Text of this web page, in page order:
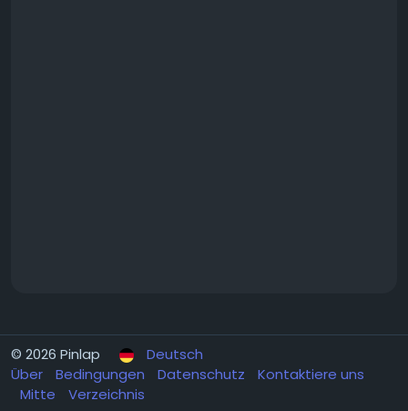
© 2026 Pinlap
Deutsch
Über
Bedingungen Datenschutz
Kontaktiere uns
Mitte
Verzeichnis